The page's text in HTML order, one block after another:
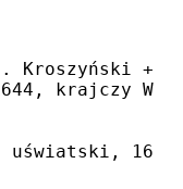
Kroszyński
krajczy
1667